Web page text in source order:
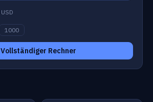
USD
1000
Vollständiger Rechner